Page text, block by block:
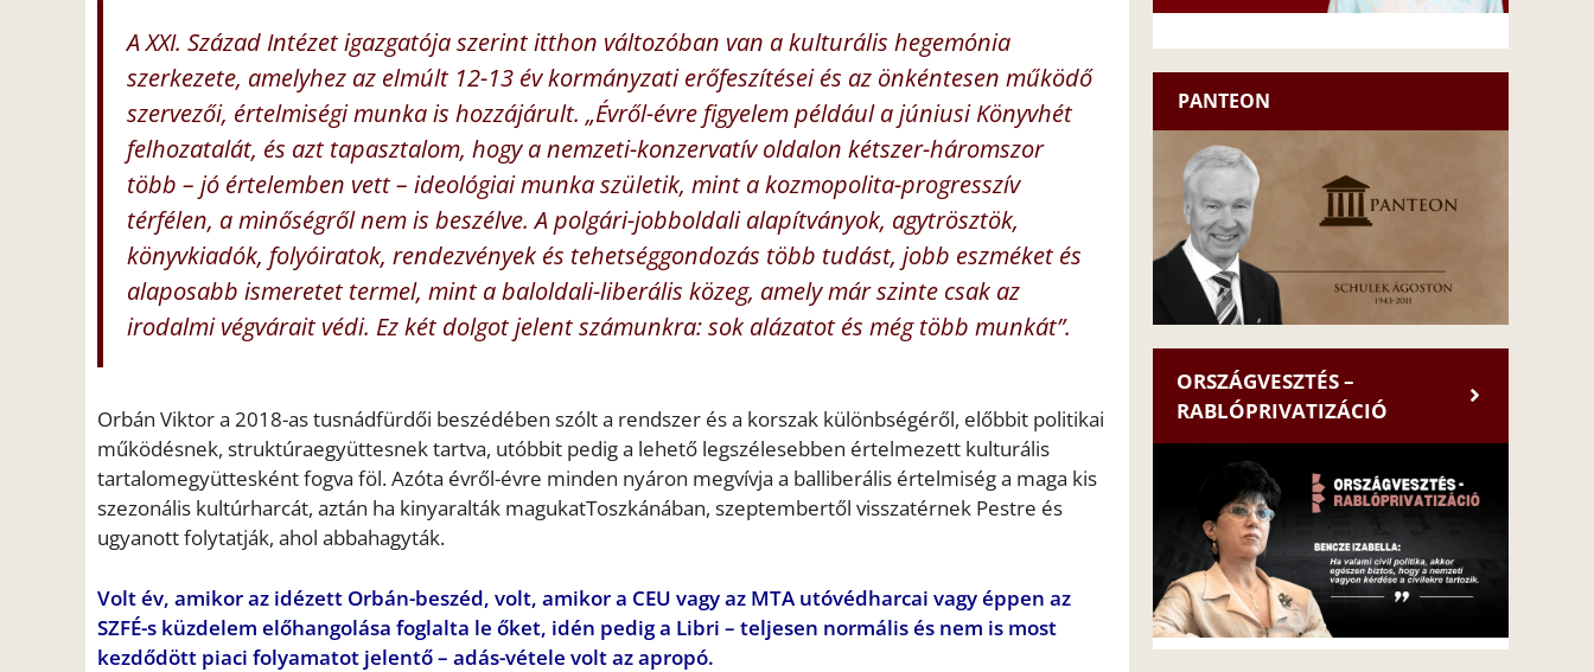
A XXI. Század Intézet igazgatója szerint itthon változóban van a kulturális hegemónia
szerkezete, amelyhez az elmúlt 12-13 év kormányzati erőfeszítései és az önkéntesen működő
szervezői, értelmiségi munka is hozzájárult. „Évről-évre figyelem például a júniusi Könyvhét
felhozatalát, és azt tapasztalom, hogy a nemzeti-konzervatív oldalon kétszer-háromszor
több – jó értelemben vett – ideológiai munka születik, mint a kozmopolita-progresszív
térfélen, a minőségről nem is beszélve. A polgári-jobboldali alapítványok, agytrösztök,
könyvkiadók, folyóiratok, rendezvények és tehetséggondozás több tudást, jobb eszméket és
alaposabb ismeretet termel, mint a baloldali-liberális közeg, amely már szinte csak az
irodalmi végvárait védi. Ez két dolgot jelent számunkra: sok alázatot és még több munkát”.
Orbán Viktor a 2018-as tusnádfürdői beszédében szólt a rendszer és a korszak különbségéről, előbbit politikai
működésnek, struktúraegyüttesnek tartva, utóbbit pedig a lehető legszélesebben értelmezett kulturális
tartalomegyüttesként fogva föl. Azóta évről-évre minden nyáron megvívja a balliberális értelmiség a maga kis
szezonális kultúrharcát, aztán ha kinyaralták magukatToszkánában, szeptembertől visszatérnek Pestre és
ugyanott folytatják, ahol abbahagyták.
Volt év, amikor az idézett Orbán-beszéd, volt, amikor a CEU vagy az MTA utóvédharcai vagy éppen az
SZFÉ-s küzdelem előhangolása foglalta le őket, idén pedig a Libri – teljesen normális és nem is most
kezdődött piaci folyamatot jelentő – adás-vétele volt az apropó.
PANTEON
ORSZÁGVESZTÉS –
RABLÓPRIVATIZÁCIÓ